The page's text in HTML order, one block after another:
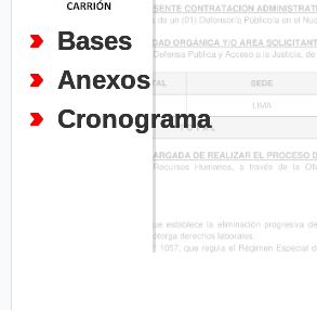
Bases
Anexos
Cronograma